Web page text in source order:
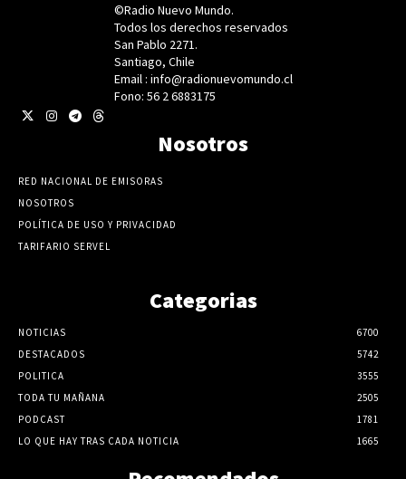
©Radio Nuevo Mundo.
Todos los derechos reservados
San Pablo 2271.
Santiago, Chile
Email : info@radionuevomundo.cl
Fono: 56 2 6883175
Nosotros
RED NACIONAL DE EMISORAS
NOSOTROS
POLÍTICA DE USO Y PRIVACIDAD
TARIFARIO SERVEL
Categorias
NOTICIAS
6700
DESTACADOS
5742
POLITICA
3555
TODA TU MAÑANA
2505
PODCAST
1781
LO QUE HAY TRAS CADA NOTICIA
1665